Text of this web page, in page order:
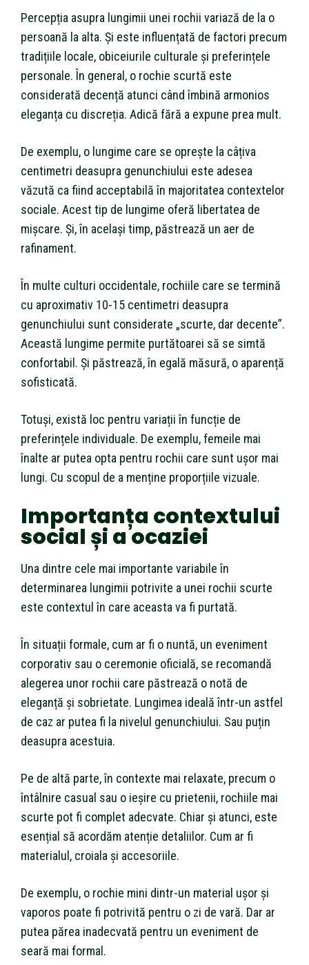
Percepția asupra lungimii unei rochii variază de la o
persoană la alta. Și este influențată de factori precum
tradițiile locale, obiceiurile culturale și preferințele
personale. În general, o rochie scurtă este
considerată decență atunci când îmbină armonios
eleganța cu discreția. Adică fără a expune prea mult.
De exemplu, o lungime care se oprește la câțiva
centimetri deasupra genunchiului este adesea
văzută ca fiind acceptabilă în majoritatea contextelor
sociale. Acest tip de lungime oferă libertatea de
mișcare. Și, în același timp, păstrează un aer de
rafinament.
În multe culturi occidentale, rochiile care se termină
cu aproximativ 10-15 centimetri deasupra
genunchiului sunt considerate „scurte, dar decente”.
Această lungime permite purtătoarei să se simtă
confortabil. Și păstrează, în egală măsură, o aparență
sofisticată.
Totuși, există loc pentru variații în funcție de
preferințele individuale. De exemplu, femeile mai
înalte ar putea opta pentru rochii care sunt ușor mai
lungi. Cu scopul de a menține proporțiile vizuale.
Importanța contextului
social și a ocaziei
Una dintre cele mai importante variabile în
determinarea lungimii potrivite a unei rochii scurte
este contextul în care aceasta va fi purtată.
În situații formale, cum ar fi o nuntă, un eveniment
corporativ sau o ceremonie oficială, se recomandă
alegerea unor rochii care păstrează o notă de
eleganță și sobrietate. Lungimea ideală într-un astfel
de caz ar putea fi la nivelul genunchiului. Sau puțin
deasupra acestuia.
Pe de altă parte, în contexte mai relaxate, precum o
întâlnire casual sau o ieșire cu prietenii, rochiile mai
scurte pot fi complet adecvate. Chiar și atunci, este
esențial să acordăm atenție detaliilor. Cum ar fi
materialul, croiala și accesoriile.
De exemplu, o rochie mini dintr-un material ușor și
vaporos poate fi potrivită pentru o zi de vară. Dar ar
putea părea inadecvată pentru un eveniment de
seară mai formal.